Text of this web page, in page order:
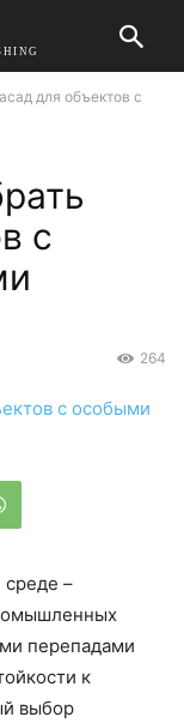
для объектов с
с
264
среде –
перепадами
к
выбор